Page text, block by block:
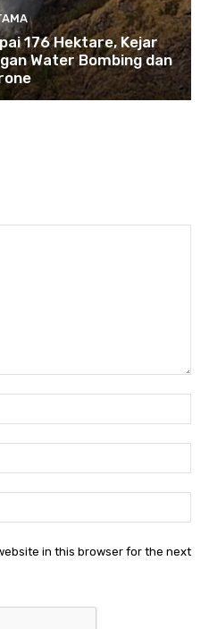
176 Hektare, Kejar
Water Bombing dan
in this browser for the next